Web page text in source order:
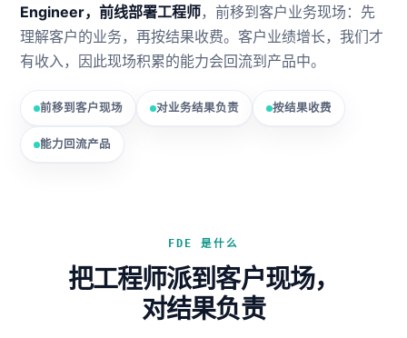
Engineer，前线部署工程师，前移到客户业务现场：先
理解客户的业务，再按结果收费。客户业绩增长，我们才
有收入，因此现场积累的能力会回流到产品中。
前移到客户现场 对业务结果负责 按结果收费
能力回流产品
FDE 是什么
把工程师派到客户现场，
对结果负责